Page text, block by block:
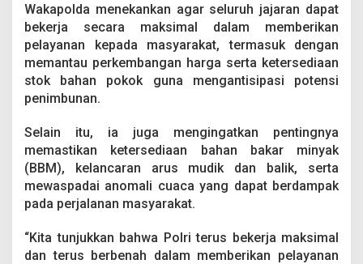
o
a
2
0
2
5
Wakapolda menekankan agar seluruh jajaran dapat
bekerja secara maksimal dalam memberikan
pelayanan kepada masyarakat, termasuk dengan
memantau perkembangan harga serta ketersediaan
stok bahan pokok guna mengantisipasi potensi
penimbunan.
Selain itu, ia juga mengingatkan pentingnya
memastikan ketersediaan bahan bakar minyak
(BBM), kelancaran arus mudik dan balik, serta
mewaspadai anomali cuaca yang dapat berdampak
pada perjalanan masyarakat.
“Kita tunjukkan bahwa Polri terus bekerja maksimal
dan terus berbenah dalam memberikan pelayanan